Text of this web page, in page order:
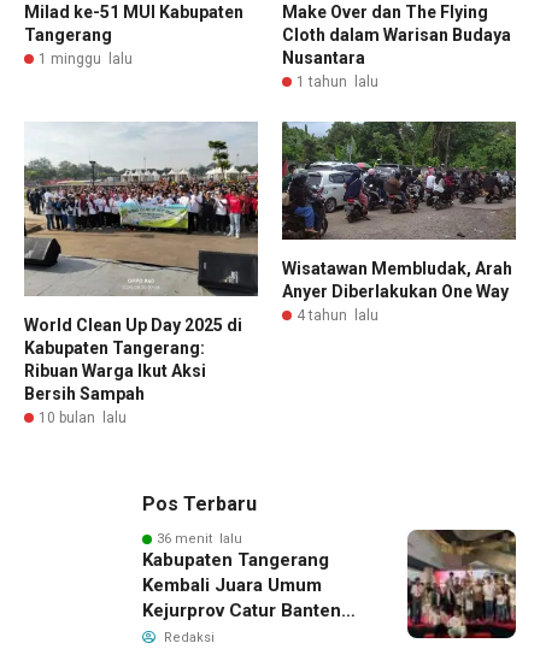
Milad ke-51 MUI Kabupaten
Tangerang
1 minggu lalu
Make Over dan The Flying
Cloth dalam Warisan Budaya
Nusantara
1 tahun lalu
World Clean Up Day 2025 di
Kabupaten Tangerang:
Ribuan Warga Ikut Aksi
Bersih Sampah
10 bulan lalu
Wisatawan Membludak, Arah
Anyer Diberlakukan One Way
4 tahun lalu
Pos Terbaru
36 menit lalu
Kabupaten Tangerang
Kembali Juara Umum
Kejurprov Catur Banten
2026, Raih 24 Medali
Redaksi